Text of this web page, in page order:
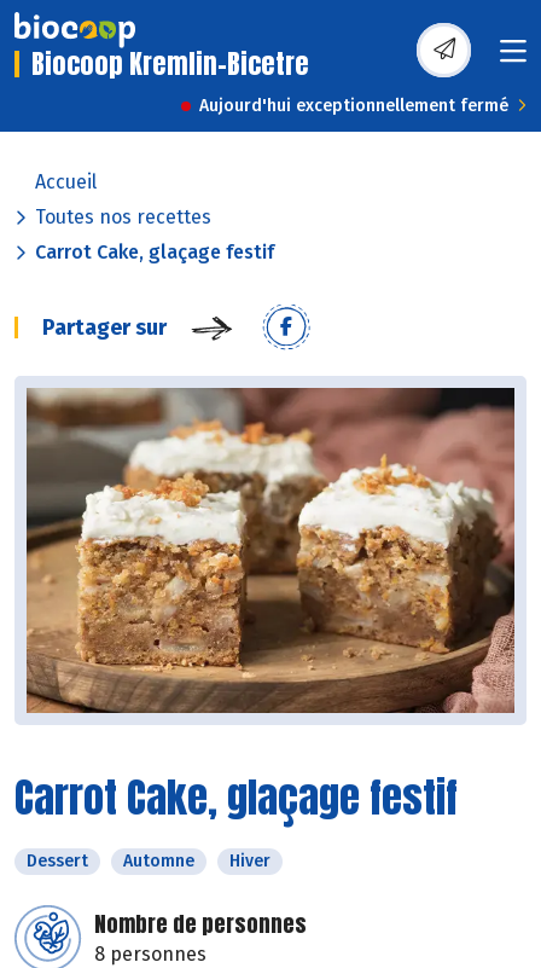
Biocoop Kremlin-Bicetre
Aujourd'hui exceptionnellement fermé
Accueil
Toutes nos recettes
Carrot Cake, glaçage festif
Partager sur
Carrot Cake, glaçage festif
Dessert Automne Hiver
Nombre de personnes
8 personnes